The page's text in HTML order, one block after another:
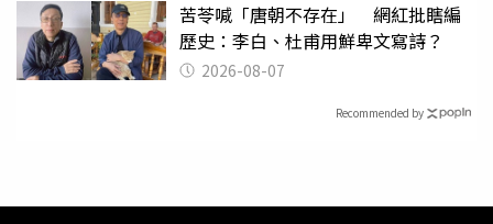
苦苓喊「唐朝不存在」 網紅批瞎編
歷史：李白、杜甫用鮮卑文寫詩？
2026-08-07
Recommended by